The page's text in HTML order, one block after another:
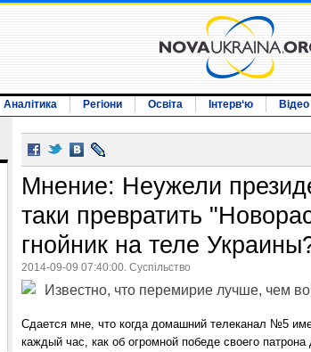
Аналітика Регіони Освіта Інтерв‘ю Відео
Мнение: Неужели
таки превратить
гнойник на теле
2014-09-09 07:40:00. Суспільство
Известно, что перемирие лучше, чем
Сдается мне, что когда домашний телеканал №5
каждый час, как об огромной победе своего